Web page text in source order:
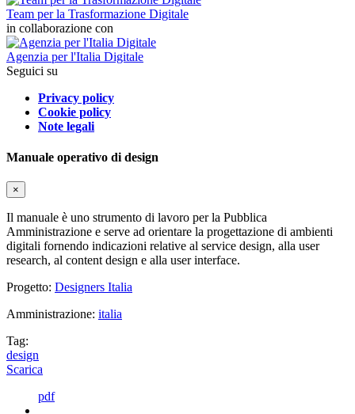
Team per la Trasformazione Digitale
in collaborazione con
Agenzia per l'Italia Digitale
Seguici su
Privacy policy
Cookie policy
Note legali
Manuale operativo di design
×
Il manuale è uno strumento di lavoro per la Pubblica
Amministrazione e serve ad orientare la progettazione di ambienti
digitali fornendo indicazioni relative al service design, alla user
research, al content design e alla user interface.
Progetto: Designers Italia
Amministrazione: italia
Tag:
design
Scarica
pdf